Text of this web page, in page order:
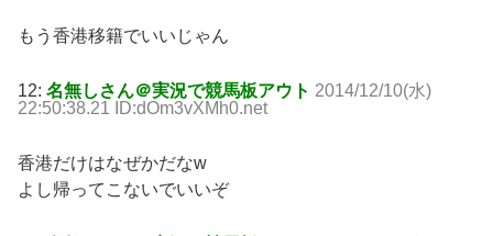
もう香港移籍でいいじゃん
12: 名無しさん＠実況で競馬板アウト 2014/12/10(水)
22:50:38.21 ID:dOm3vXMh0.net
香港だけはなぜかだなw
よし帰ってこないでいいぞ